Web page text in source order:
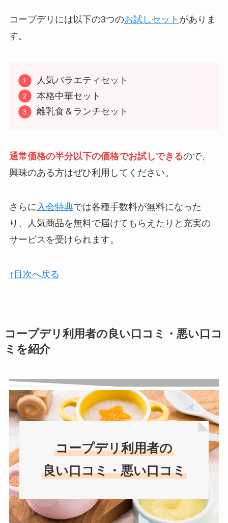
コープデリには以下の3つのお試しセット がありま
す。
人気バラエティセット
本格中華セット
離乳食＆ランチセット
通常価格の半分以下の価格でお試しできるので、
興味のある方はぜひ利用してください。
さらに入会特典では各種手数料が無料になった
り、人気商品を無料で届けてもらえたりと充実の
サービスを受けられます。
↑目次へ戻る
コープデリ利用者の良い口コミ・悪い口コ
ミを紹介
コープデリ利用者の
良い口コミ・悪い口コミ